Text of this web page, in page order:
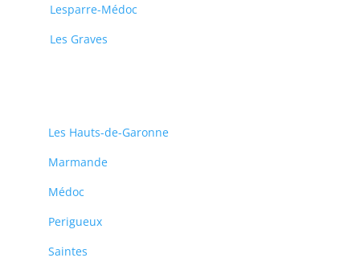
Lesparre-Médoc
Les Graves
Les Hauts-de-Garonne
Marmande
Médoc
Perigueux
Saintes